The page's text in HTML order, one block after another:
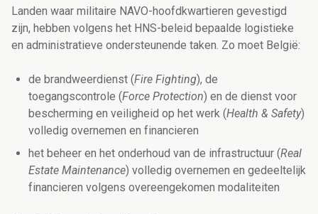
Landen waar militaire NAVO-hoofdkwartieren gevestigd
zijn, hebben volgens het HNS-beleid bepaalde logistieke
en administratieve ondersteunende taken. Zo moet België:
de brandweerdienst (Fire Fighting), de
toegangscontrole (Force Protection) en de dienst voor
bescherming en veiligheid op het werk (Health & Safety)
volledig overnemen en financieren
het beheer en het onderhoud van de infrastructuur (Real
Estate Maintenance) volledig overnemen en gedeeltelijk
financieren volgens overeengekomen modaliteiten